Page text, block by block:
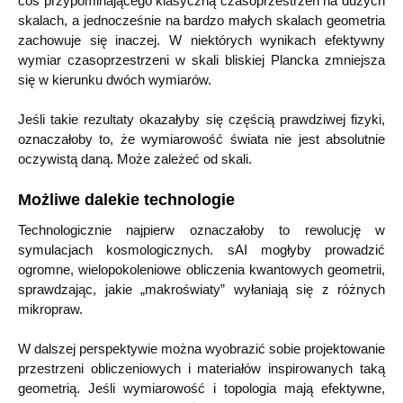
skalach, a jednocześnie na bardzo małych skalach geometria
zachowuje się inaczej. W niektórych wynikach efektywny
wymiar czasoprzestrzeni w skali bliskiej Plancka zmniejsza
się w kierunku dwóch wymiarów.
Jeśli takie rezultaty okazałyby się częścią prawdziwej fizyki,
oznaczałoby to, że wymiarowość świata nie jest absolutnie
oczywistą daną. Może zależeć od skali.
Możliwe dalekie technologie
Technologicznie najpierw oznaczałoby to rewolucję w
symulacjach kosmologicznych. sAI mogłyby prowadzić
ogromne, wielopokoleniowe obliczenia kwantowych geometrii,
sprawdzając, jakie „makroświaty” wyłaniają się z różnych
mikropraw.
W dalszej perspektywie można wyobrazić sobie projektowanie
przestrzeni obliczeniowych i materiałów inspirowanych taką
geometrią. Jeśli wymiarowość i topologia mają efektywne,